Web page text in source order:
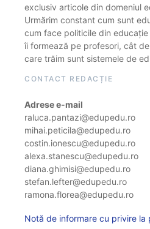
exclusiv articole din domeniul
Urmărim constant cum sunt
cum face politicile din
îi formează pe profesori, cât
care trăim sunt sistemele de
CONTACT REDACȚIE
Adrese e-mail
raluca.pantazi@edupedu.ro
mihai.peticila@edupedu.ro
costin.ionescu@edupedu.ro
alexa.stanescu@edupedu.ro
diana.ghimisi@edupedu.ro
stefan.lefter@edupedu.ro
ramona.florea@edupedu.ro
Notă de informare cu privire la